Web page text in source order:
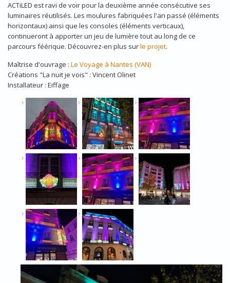
ACTiLED est ravi de voir pour la deuxième année consécutive ses
luminaires réutilisés. Les moulures fabriquées l'an passé (éléments
horizontaux) ainsi que les consoles (éléments verticaux),
continueront à apporter un jeu de lumière tout au long de ce
parcours féérique. Découvrez-en plus surle projet.
Maîtrise d'ouvrage : Le Voyage à Nantes (VAN)
Créations "La nuit je vois" : Vincent Olinet
Installateur : Eiffage